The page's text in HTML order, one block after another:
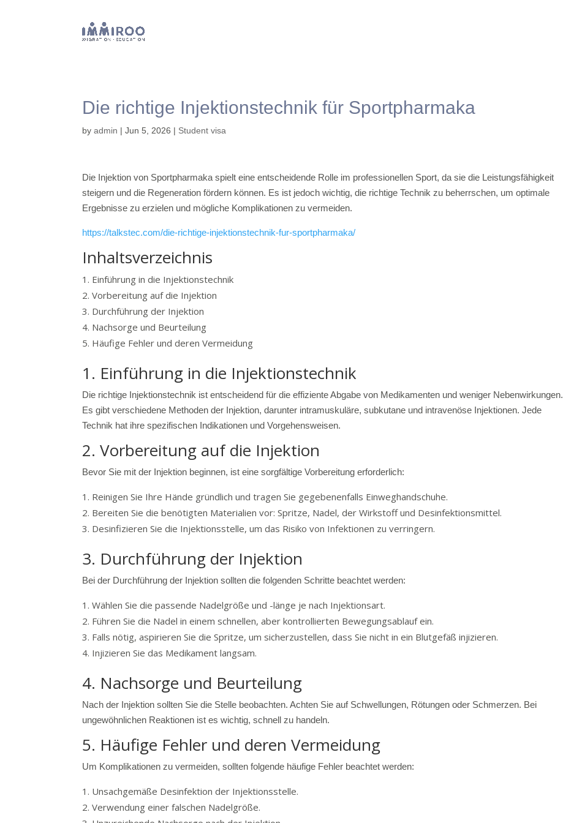
Die richtige Injektionstechnik für Sportpharmaka
byadmin |Jun 5, 2026 | Student visa
Die Injektion von Sportpharmaka spielt eine entscheidende Rolle im professionellen Sport, da sie die Leistungsfähigkeit
steigern und die Regeneration fördern können. Es ist jedoch wichtig, die richtige Technik zu beherrschen, um optimale
Ergebnisse zu erzielen und mögliche Komplikationen zu vermeiden.
https://talkstec.com/die-richtige-injektionstechnik-fur-sportpharmaka/
Inhaltsverzeichnis
Einführung in die Injektionstechnik
Vorbereitung auf die Injektion
Durchführung der Injektion
Nachsorge und Beurteilung
Häufige Fehler und deren Vermeidung
1. Einführung in die Injektionstechnik
Die richtige Injektionstechnik ist entscheidend für die effiziente Abgabe von Medikamenten und weniger Nebenwirkungen.
Es gibt verschiedene Methoden der Injektion, darunter intramuskuläre, subkutane und intravenöse Injektionen. Jede
Technik hat ihre spezifischen Indikationen und Vorgehensweisen.
2. Vorbereitung auf die Injektion
Bevor Sie mit der Injektion beginnen, ist eine sorgfältige Vorbereitung erforderlich:
Reinigen Sie Ihre Hände gründlich und tragen Sie gegebenenfalls Einweghandschuhe.
Bereiten Sie die benötigten Materialien vor: Spritze, Nadel, der Wirkstoff und Desinfektionsmittel.
Desinfizieren Sie die Injektionsstelle, um das Risiko von Infektionen zu verringern.
3. Durchführung der Injektion
Bei der Durchführung der Injektion sollten die folgenden Schritte beachtet werden:
Wählen Sie die passende Nadelgröße und -länge je nach Injektionsart.
Führen Sie die Nadel in einem schnellen, aber kontrollierten Bewegungsablauf ein.
Falls nötig, aspirieren Sie die Spritze, um sicherzustellen, dass Sie nicht in ein Blutgefäß injizieren.
Injizieren Sie das Medikament langsam.
4. Nachsorge und Beurteilung
Nach der Injektion sollten Sie die Stelle beobachten. Achten Sie auf Schwellungen, Rötungen oder Schmerzen. Bei
ungewöhnlichen Reaktionen ist es wichtig, schnell zu handeln.
5. Häufige Fehler und deren Vermeidung
Um Komplikationen zu vermeiden, sollten folgende häufige Fehler beachtet werden:
Unsachgemäße Desinfektion der Injektionsstelle.
Verwendung einer falschen Nadelgröße.